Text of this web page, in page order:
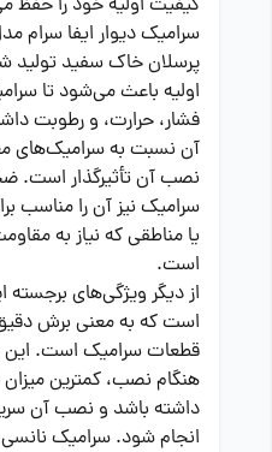
کیفیت اولیه خود را حفظ
سرامیک دیوار ایفا
پرسلان خاک سفید تولید
اولیه باعث می‌شود تا
فشار، حرارت، و رطوبت
آن نسبت به سرامیک‌های
سرامیک نیز آن را مناسب
یا مناطقی که نیاز به
است.
از دیگر ویژگی‌های
است که به معنی برش
قطعات سرامیک است. این
هنگام نصب، کمترین
داشته باشد و نصب آن